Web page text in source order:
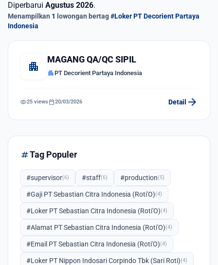
Diperbarui Agustus 2026.
Menampilkan 1 lowongan bertag#Loker PT Decorient Partaya
Indonesia
apartment
MAGANG QA/QC SIPIL
apartmentPT Decorient Partaya Indonesia
visibility25 views calendar_today20/03/2026 Detail arrow_forward
tagTag Populer
#supervisor(6) #staff(6) #production(5)
#Gaji PT Sebastian Citra Indonesia (Roti'O)(4)
#Loker PT Sebastian Citra Indonesia (Roti'O)(4)
#Alamat PT Sebastian Citra Indonesia (Roti'O)(4)
#Email PT Sebastian Citra Indonesia (Roti'O)(4)
#Loker PT Nippon Indosari Corpindo Tbk (Sari Roti)(4)